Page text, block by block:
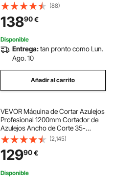
acero de primera calidad, con
cuchillas curvas dobles y tornillos
de botón, kit maestro par
(88)
13890€
Disponible
Entrega:tan pronto como Lun.
Ago. 10
Añadir al carrito
VEVOR Máquina de Cortar Azulejos
Profesional 1200mm Cortador de
Azulejos Ancho de Corte 35-
1200 mm Cortadora de Piso
Laminado Espesor de Corte 6-
15 mm Cortador Manual de
Azulejos de Aluminio Corte
(2,145)
12990€
Disponible